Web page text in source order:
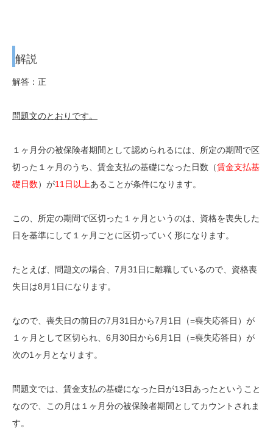
解説
解答：正
問題文のとおりです。
１ヶ月分の被保険者期間として認められるには、所定の期間で区
切った１ヶ月のうち、賃金支払の基礎になった日数（賃金支払基
礎日数）が11日以上あることが条件になります。
この、所定の期間で区切った１ヶ月というのは、資格を喪失した
日を基準にして１ヶ月ごとに区切っていく形になります。
たとえば、問題文の場合、7月31日に離職しているので、資格喪
失日は8月1日になります。
なので、喪失日の前日の7月31日から7月1日（=喪失応答日）が
１ヶ月として区切られ、6月30日から6月1日（=喪失応答日）が
次の1ヶ月となります。
問題文では、賃金支払の基礎になった日が13日あったということ
なので、この月は１ヶ月分の被保険者期間としてカウントされま
す。